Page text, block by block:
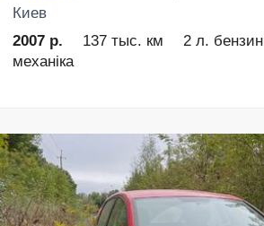
Киев
2007 р.
137 тыс. км 2 л. бензин
механіка